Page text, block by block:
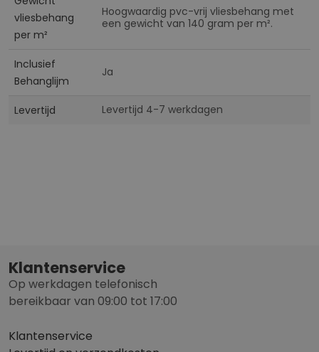
vliesbehang
per m²
Hoogwaardig pvc-vrij vliesbehang met
een gewicht van 140 gram per m².
Inclusief
Behanglijm
Ja
Levertijd Levertijd 4-7 werkdagen
Klantenservice
Op werkdagen telefonisch
bereikbaar van 09:00 tot 17:00
Klantenservice